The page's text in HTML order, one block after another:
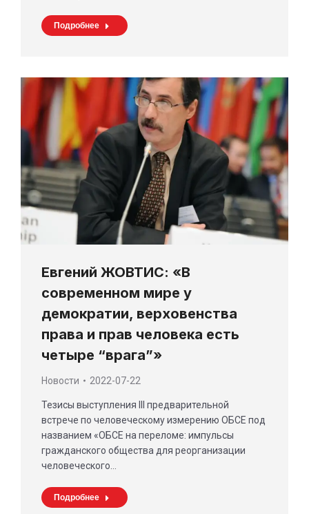
Подробнее
Евгений ЖОВТИС: «В
современном мире у
демократии, верховенства
права и прав человека есть
четыре “врага”»
Новости 2022-07-22
Тезисы выступления III предварительной
встрече по человеческому измерению ОБСЕ под
названием «ОБСЕ на переломе: импульсы
гражданского общества для реорганизации
человеческого…
Подробнее